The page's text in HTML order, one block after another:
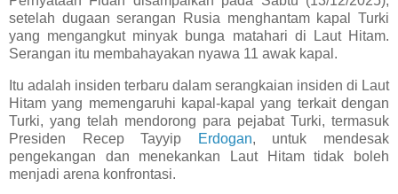
setelah dugaan serangan Rusia menghantam kapal Turki
yang mengangkut minyak bunga matahari di Laut Hitam.
Serangan itu membahayakan nyawa 11 awak kapal.
Itu adalah insiden terbaru dalam serangkaian insiden di Laut
Hitam yang memengaruhi kapal-kapal yang terkait dengan
Turki, yang telah mendorong para pejabat Turki, termasuk
Presiden Recep Tayyip
Erdogan, untuk mendesak
pengekangan dan menekankan Laut Hitam tidak boleh
menjadi arena konfrontasi.